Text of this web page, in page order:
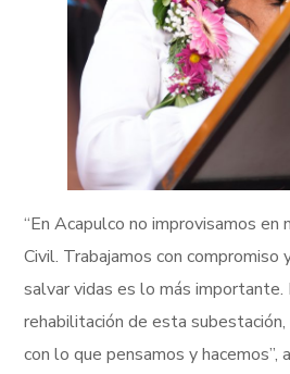
“En Acapulco no improvisamos
Civil. Trabajamos con compromiso
salvar vidas es lo más importante.
rehabilitación de esta subestación,
con lo que pensamos y